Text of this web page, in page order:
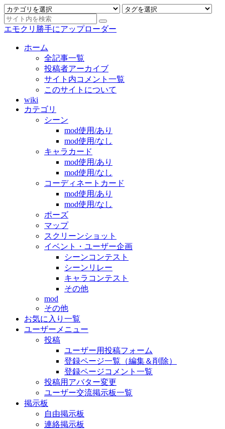
エモクリ勝手にアップローダー
ホーム
全記事一覧
投稿者アーカイブ
サイト内コメント一覧
このサイトについて
wiki
カテゴリ
シーン
mod使用/あり
mod使用/なし
キャラカード
mod使用/あり
mod使用/なし
コーディネートカード
mod使用/あり
mod使用/なし
ポーズ
マップ
スクリーンショット
イベント・ユーザー企画
シーンコンテスト
シーンリレー
キャラコンテスト
その他
mod
その他
お気に入り一覧
ユーザーメニュー
投稿
ユーザー用投稿フォーム
登録ページ一覧（編集＆削除）
登録ページコメント一覧
投稿用アバター変更
ユーザー交流掲示板一覧
掲示板
自由掲示板
連絡掲示板